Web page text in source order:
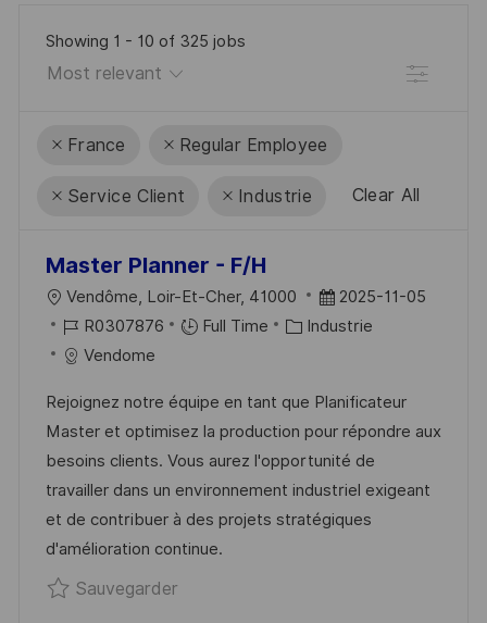
Showing 1 - 10 of 325 jobs
Filter
France Regular Employee
Service Client Industrie Clear All
results
updated
result
found
Master Planner - F/H
L
O
C
L
I
S
A
T
I
O
Vendôme, Loir-Et-Cher, 41000
D
A
D
’
A
F
F
2025-11-05
R
É
É
R
E
N
C
E
D
R0307876 Full Time
C
É
G
O
R
I
Industrie
Vendome
Rejoignez notre équipe en tant que Planificateur
Master et optimisez la production pour répondre aux
besoins clients. Vous aurez l'opportunité de
travailler dans un environnement industriel exigeant
et de contribuer à des projets stratégiques
d'amélioration continue.
SauvegarderSauvegarder Master Planner - F/H